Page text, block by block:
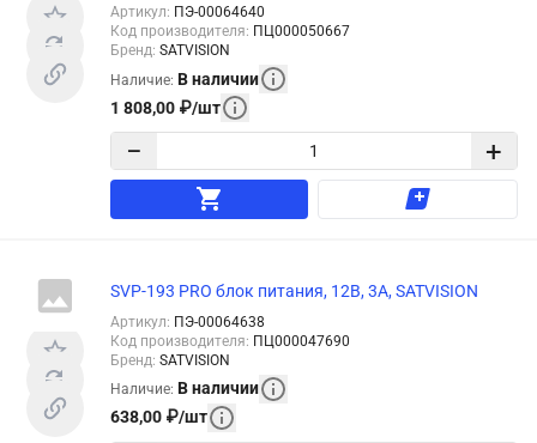
Артикул: ПЭ-00064640
Код производителя: ПЦ000050667
Бренд: SATVISION
Наличие: В наличии
1 808,00 ₽/шт
− +
SVP-193 PRO блок питания, 12В, 3А, SATVISION
Артикул: ПЭ-00064638
Код производителя: ПЦ000047690
Бренд: SATVISION
Наличие: В наличии
638,00 ₽/шт